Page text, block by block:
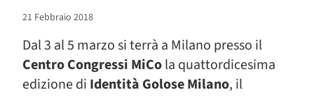
21 Febbraio 2018
Dal 3 al 5 marzo si terrà a Milano presso il
Centro Congressi MiCola quattordicesima
edizione di Identità Golose Milano, il